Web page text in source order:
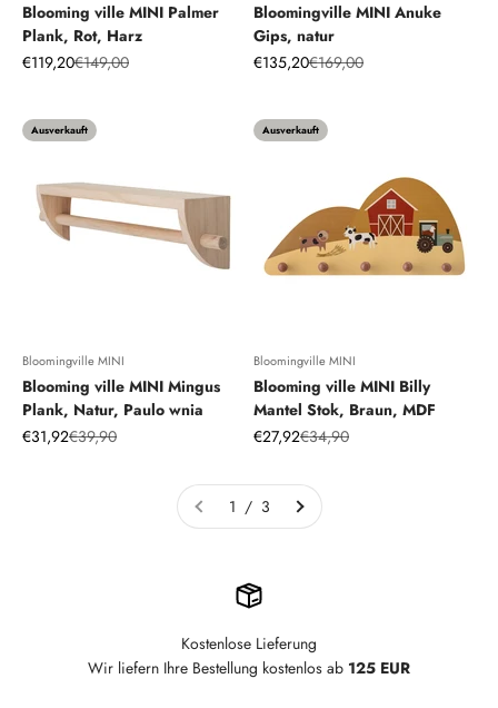
Blooming ville MINI Palmer
Plank, Rot, Harz
Angebot
€119,20Regulärer Preis
€149,00
Bloomingville MINI Anuke
Gips, natur
Angebot
€135,20Regulärer Preis
€169,00
Ausverkauft
Bloomingville MINI
Blooming ville MINI Mingus
Plank, Natur, Paulo wnia
Angebot
€31,92Regulärer Preis
€39,90
Ausverkauft
Bloomingville MINI
Blooming ville MINI Billy
Mantel Stok, Braun, MDF
Angebot
€27,92Regulärer Preis
€34,90
1 / 3
Kostenlose Lieferung
Wir liefern Ihre Bestellung kostenlos ab 125 EUR